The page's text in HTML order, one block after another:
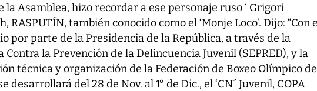
la Asamblea, hizo recordar a ese personaje ruso ‘ Grigori
RASPUTÍN, también conocido como el ‘Monje Loco’. Dijo: “Con
por parte de la Presidencia de la República, a través de la
Contra la Prevención de la Delincuencia Juvenil (SEPRED), y la
técnica y organización de la Federación de Boxeo Olímpico de
desarrollará del 28 de Nov. al 1° de Dic., el ‘CN´ Juvenil, COPA